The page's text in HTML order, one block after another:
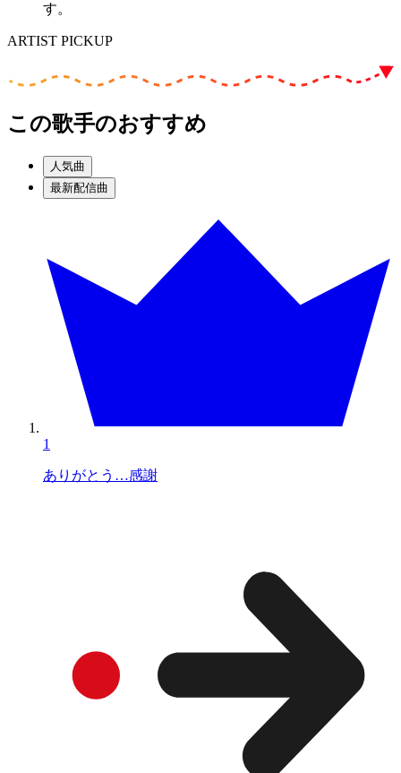
す。
ARTIST PICKUP
この歌手のおすすめ
人気曲
最新配信曲
1
ありがとう…感謝